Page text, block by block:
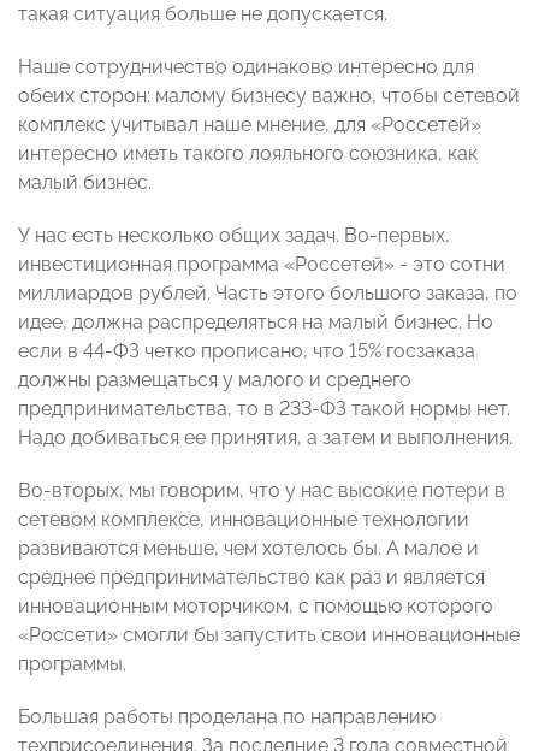
такая ситуация больше не допускается.
Наше сотрудничество одинаково интересно для
обеих сторон: малому бизнесу важно, чтобы сетевой
комплекс учитывал наше мнение, для «Россетей»
интересно иметь такого лояльного союзника, как
малый бизнес.
У нас есть несколько общих задач. Во-первых,
инвестиционная программа «Россетей» - это сотни
миллиардов рублей. Часть этого большого заказа, по
идее, должна распределяться на малый бизнес. Но
если в 44-ФЗ четко прописано, что 15% госзаказа
должны размещаться у малого и среднего
предпринимательства, то в 233-ФЗ такой нормы нет.
Надо добиваться ее принятия, а затем и выполнения.
Во-вторых, мы говорим, что у нас высокие потери в
сетевом комплексе, инновационные технологии
развиваются меньше, чем хотелось бы. А малое и
среднее предпринимательство как раз и является
инновационным моторчиком, с помощью которого
«Россети» смогли бы запустить свои инновационные
программы.
Большая работы проделана по направлению
техприсоединения. За последние 3 года совместной